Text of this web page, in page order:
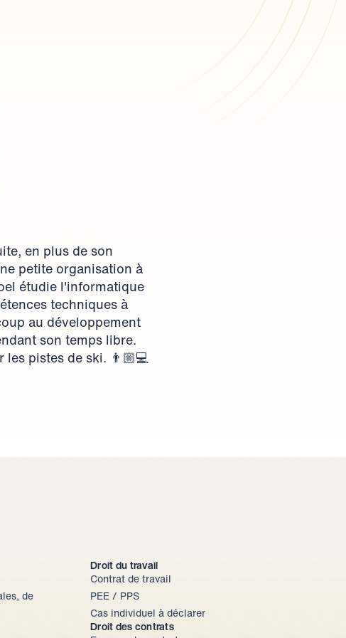
en plus de son
petite organisation à
étudie l'informatique
techniques à
au développement
son temps libre.
pistes de ski. 👨🏼💻
de
Droit du travail
Contrat de travail
PEE / PPS
Cas individuel à déclarer
Droit des contrats